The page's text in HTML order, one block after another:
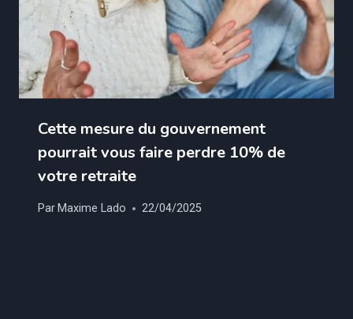
Cette mesure du gouvernement
pourrait vous faire perdre 10% de
votre retraite
ParMaxime Lado 22/04/2025